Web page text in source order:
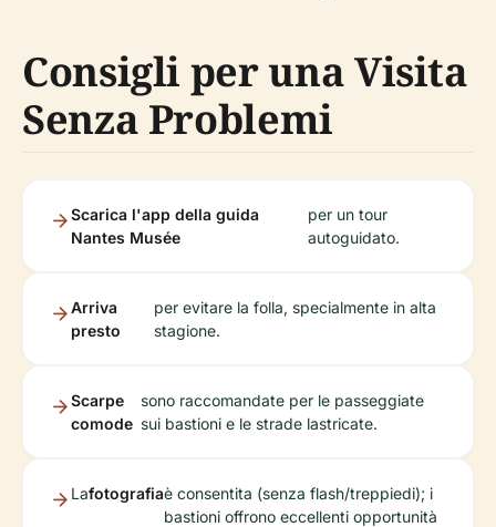
Consigli per una Visita
Senza Problemi
Scarica l'app della guida
Nantes Musée
per un tour
autoguidato.
Arriva
presto
per evitare la folla, specialmente in alta
stagione.
Scarpe
comode
sono raccomandate per le passeggiate
sui bastioni e le strade lastricate.
Lafotografiaè consentita (senza flash/treppiedi); i
bastioni offrono eccellenti opportunità